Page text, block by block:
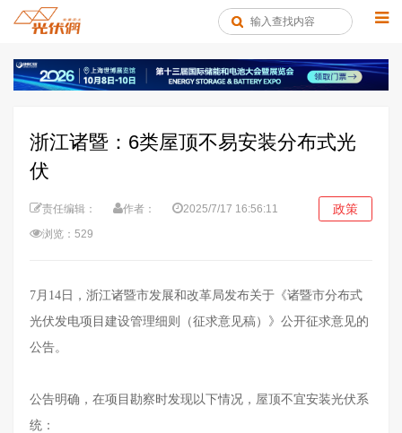
浙江诸暨：6类屋顶不易安装分布式光
伏
责任编辑： 作者：
2025/7/17 16:56:11
浏览：529
政策
7月14日，浙江诸暨市发展和改革局发布关于《诸暨市分布式
光伏发电项目建设管理细则（征求意见稿）》公开征求意见的
公告。
公告明确，在项目勘察时发现以下情况，屋顶不宜安装光伏系
统：